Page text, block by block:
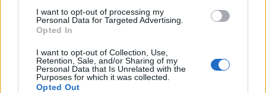
I want to opt-out of processing my
Personal Data for Targeted Advertising.
Opted In
I want to opt-out of Collection, Use,
Retention, Sale, and/or Sharing of my
Personal Data that Is Unrelated with the
Purposes for which it was collected.
Opted Out
Λεβαδειακός
Βόλος
Μια Ιστορία από την Πόλη